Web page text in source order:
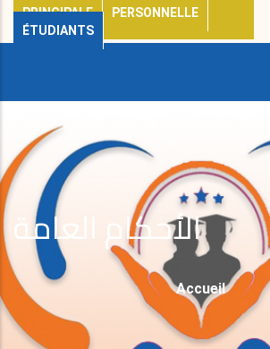
PRINCIPALE
PERSONNELLE
ÉTUDIANTS
الأحكام العامة
Fil
D'Ariane
Accueil